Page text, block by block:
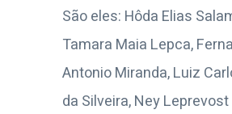
São eles: Hôda Elias
Tamara Maia Lepca,
Antonio Miranda, Luiz
da Silveira, Ney